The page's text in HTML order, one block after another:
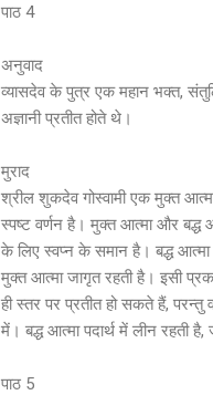
पाठ 4
अनुवाद
व्यासदेव के पुत्र एक महान भक्त,
अज्ञानी प्रतीत होते थे।
मुराद
श्रील शुकदेव गोस्वामी एक मुक्त
स्पष्ट वर्णन है। मुक्त आत्मा और बद्ध
के लिए स्वप्न के समान है। बद्ध आत्मा
मुक्त आत्मा जागृत रहती है। इसी
ही स्तर पर प्रतीत हो सकते हैं, परन्तु
में। बद्ध आत्मा पदार्थ में लीन रहती
पाठ 5